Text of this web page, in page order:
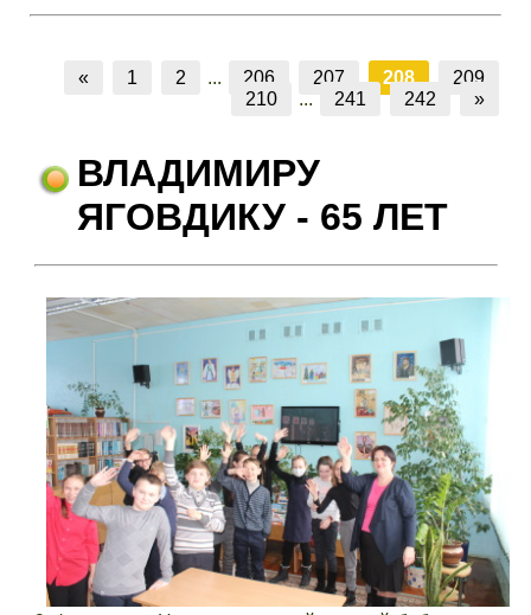
« 1 2 ... 206 207 208
209
210
... 241 242 »
ВЛАДИМИРУ
ЯГОВДИКУ - 65 ЛЕТ